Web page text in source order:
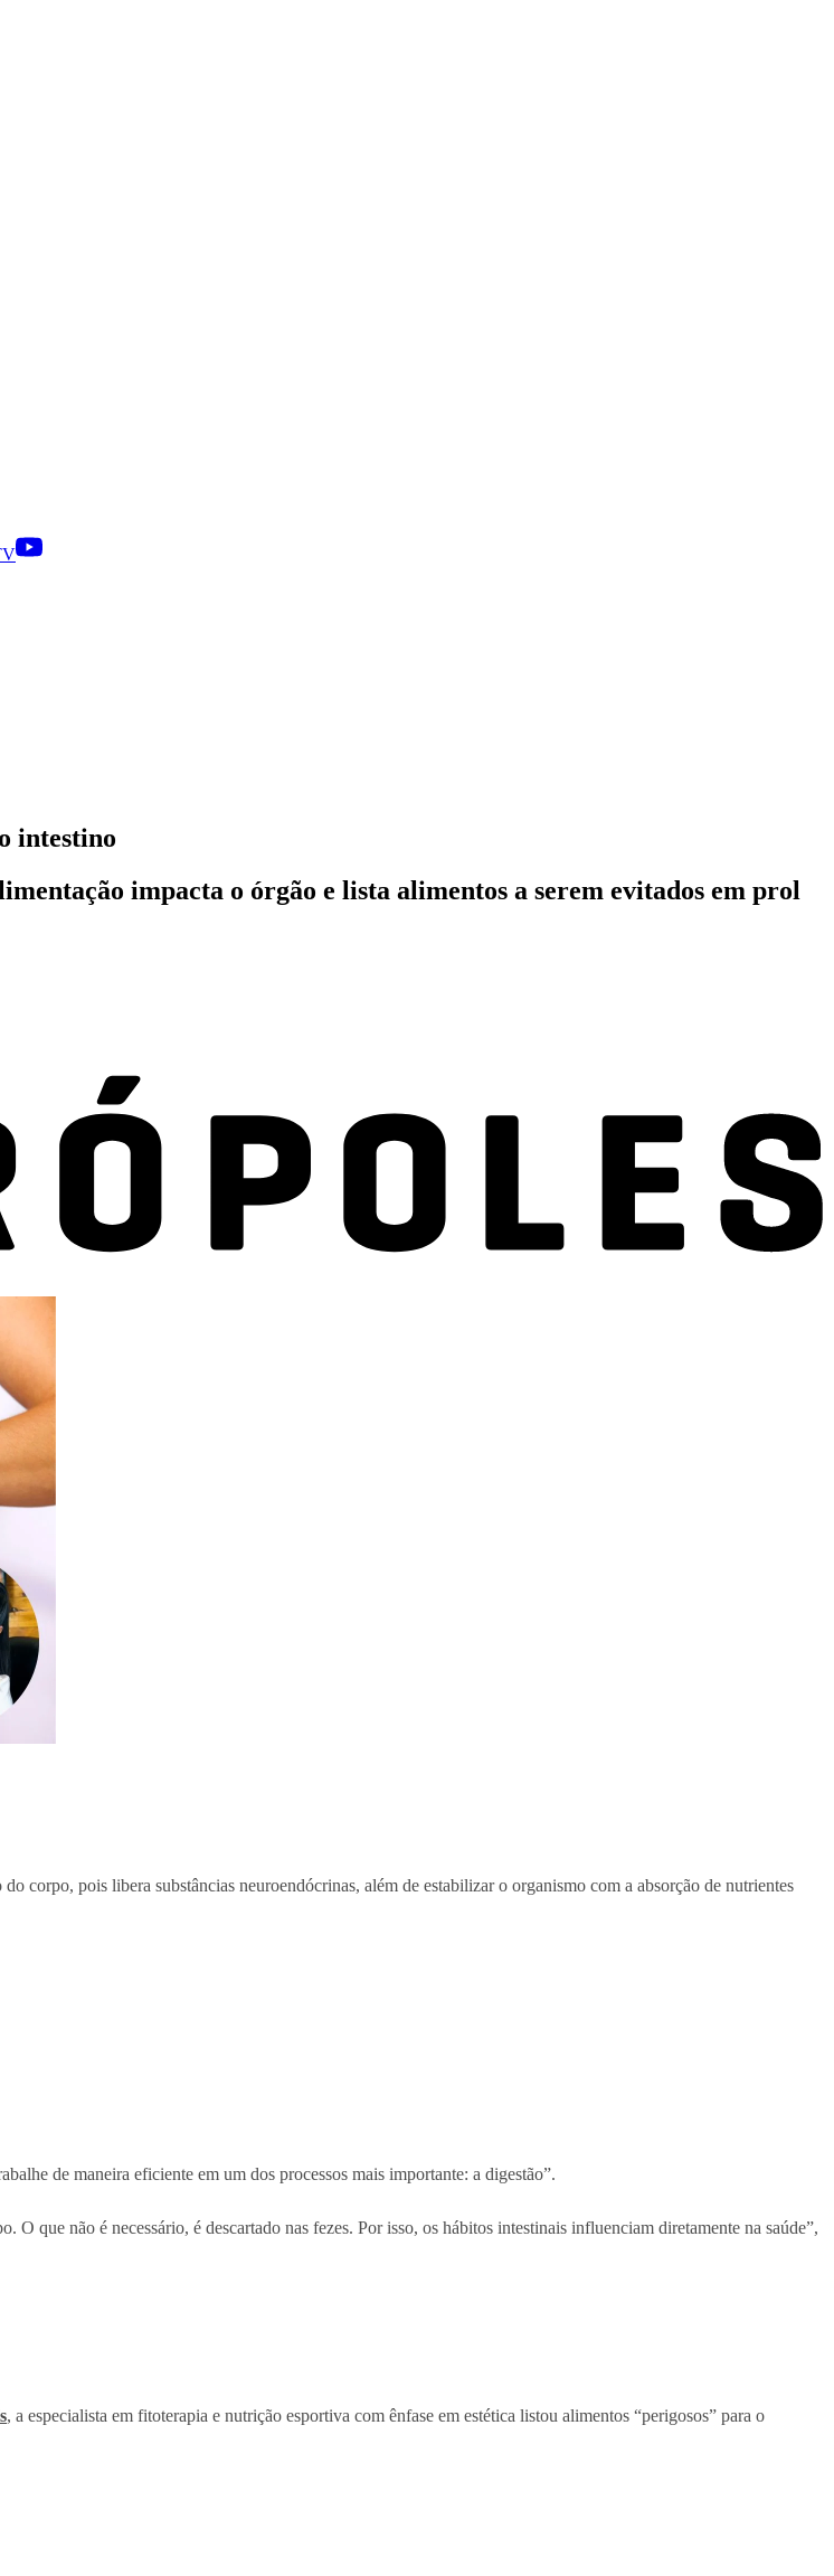
intestino
impacta o órgão e lista alimentos a serem evitados em prol
corpo, pois libera substâncias neuroendócrinas, além de estabilizar o organismo com a absorção de nutrientes
de maneira eficiente em um dos processos mais importante: a digestão”.
que não é necessário, é descartado nas fezes. Por isso, os hábitos intestinais influenciam diretamente na saúde”,
, a especialista em fitoterapia e nutrição esportiva com ênfase em estética listou alimentos “perigosos” para o